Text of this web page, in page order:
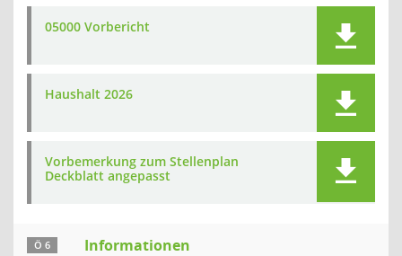
05000 Vorbericht
Haushalt 2026
Vorbemerkung zum Stellenplan
Deckblatt angepasst
Ö 6 Informationen